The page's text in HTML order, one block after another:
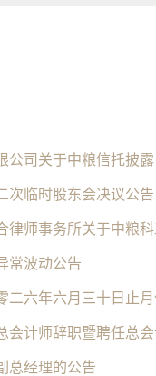
次临时股东会决议公告
律师事务所关于中粮
常波动公告
二六年六月三十日止
会计师辞职暨聘任总
总经理的公告